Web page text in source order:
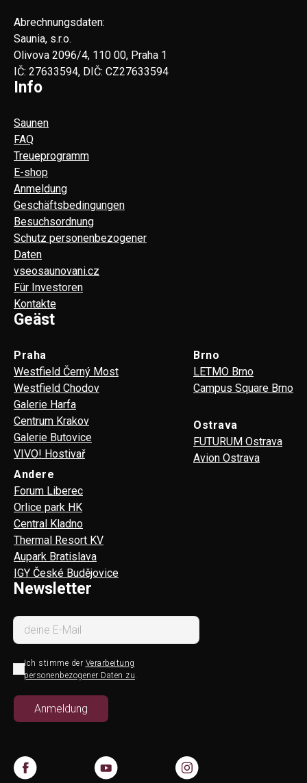
Abrechnungsdaten:
Saunia, s.r.o.
Olivova 2096/4, 110 00, Praha 1
IČ: 27633594, DIČ: CZ27633594
Info
Saunen
FAQ
Treueprogramm
E-shop
Anmeldung
Geschäftsbedingungen
Besuchsordnung
Schutz personenbezogener
Daten
vseosaunovani.cz
Für Investoren
Kontakte
Geäst
Praha
Westfield Černý Most
Westfield Chodov
Galerie Harfa
Centrum Krakov
Galerie Butovice
VIVO! Hostivař
Brno
LETMO Brno
Campus Square Brno
Ostrava
FUTURUM Ostrava
Avion Ostrava
Andere
Forum Liberec
Orlice park HK
Central Kladno
Thermal Resort KV
Aupark Bratislava
IGY České Budějovice
Newsletter
Ich stimme der Verarbeitung
personenbezogener Daten zu.